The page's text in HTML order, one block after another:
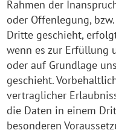
Rahmen der
oder Offenlegung,
Dritte geschieht,
wenn es zur Erfüllung
oder auf Grundlage
geschieht.
vertraglicher
die Daten in einem
besonderen